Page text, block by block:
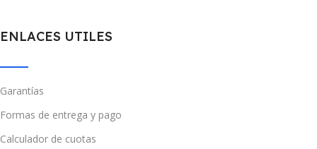
ENLACES UTILES
Garantías
Formas de entrega y pago
Calculador de cuotas